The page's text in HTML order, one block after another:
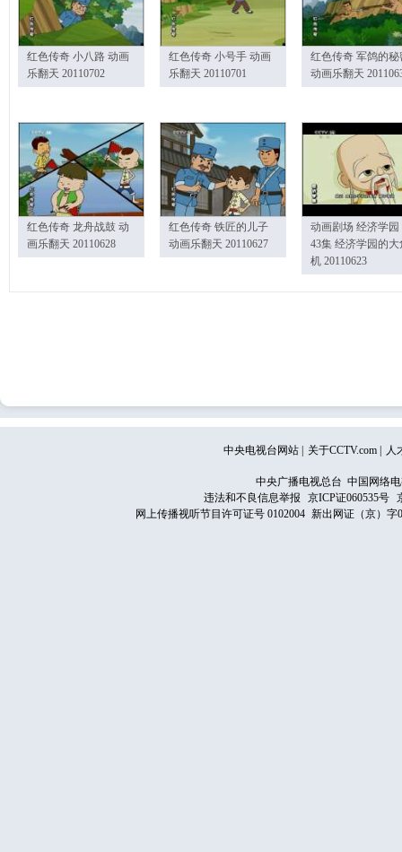
红色传奇 小八路 动画
乐翻天 20110702
红色传奇 小号手 动画
乐翻天 20110701
红色传奇 军鸽的秘
动画乐翻天
红色传奇 龙舟战鼓 动
画乐翻天 20110628
红色传奇 铁匠的儿子
动画乐翻天 20110627
动画剧场 经济学园
43集 经济学园的大
机 20110623
中央电视台网站 关于CCTV.com 人
中央广播电视总台 中国网络
违法和不良信息举报
京ICP证060535号
网上传播视听节目许可证号 0102004 新出网证（京）